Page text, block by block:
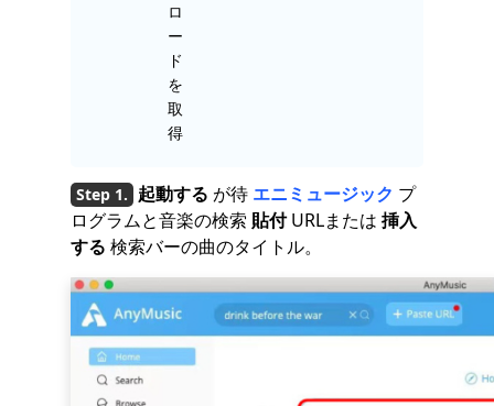
ロ
ー
ド
を
取
得
起動する が待 エニミュージック プ
ログラムと音楽の検索 貼付URLまたは 挿入
する 検索バーの曲のタイトル。